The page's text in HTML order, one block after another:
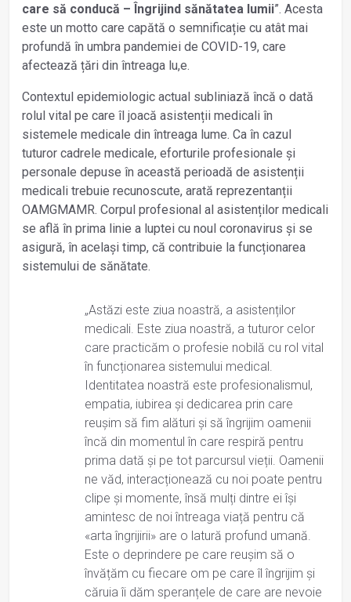
care să conducă – Îngrijind sănătatea lumii”. Acesta
este un motto care capătă o semnificație cu atât mai
profundă în umbra pandemiei de COVID-19, care
afectează țări din întreaga lu,e.
Contextul epidemiologic actual subliniază încă o dată
rolul vital pe care îl joacă asistenții medicali în
sistemele medicale din întreaga lume. Ca în cazul
tuturor cadrele medicale, eforturile profesionale și
personale depuse în această perioadă de asistenții
medicali trebuie recunoscute, arată reprezentanții
OAMGMAMR. Corpul profesional al asistenților medicali
se află în prima linie a luptei cu noul coronavirus și se
asigură, în același timp, că contribuie la funcționarea
sistemului de sănătate.
„Astăzi este ziua noastră, a asistenților
medicali. Este ziua noastră, a tuturor celor
care practicăm o profesie nobilă cu rol vital
în funcționarea sistemului medical.
Identitatea noastră este profesionalismul,
empatia, iubirea și dedicarea prin care
reușim să fim alături și să îngrijim oamenii
încă din momentul în care respiră pentru
prima dată și pe tot parcursul vieții. Oamenii
ne văd, interacționează cu noi poate pentru
clipe și momente, însă mulți dintre ei își
amintesc de noi întreaga viață pentru că
«arta îngrijirii» are o latură profund umană.
Este o deprindere pe care reușim să o
învățăm cu fiecare om pe care îl îngrijim și
căruia îi dăm speranțele de care are nevoie